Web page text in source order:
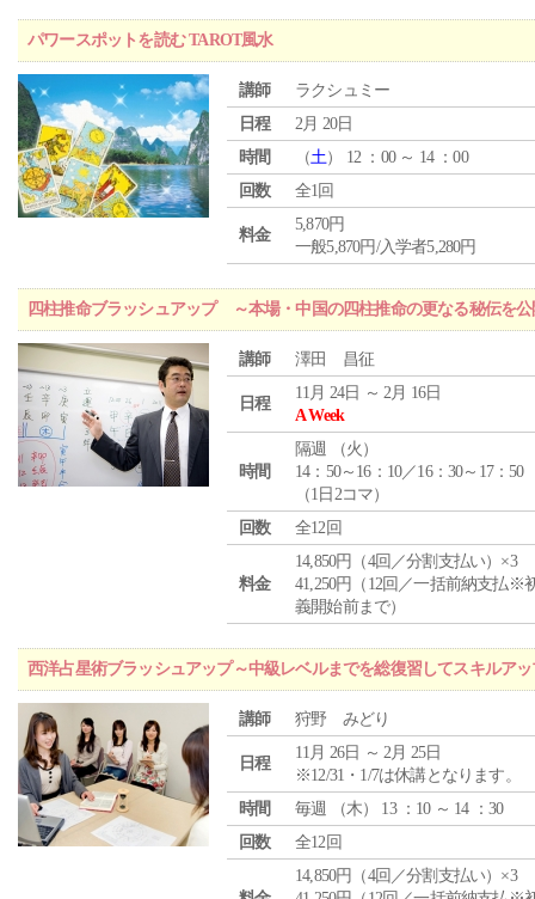
パワースポットを読む TAROT風水
講師
ラクシュミー
日程
2月 20日
時間
（土） 12 ：00 ～ 14 ：00
回数
全1回
料金
5,870円
一般5,870円/入学者5,280円
四柱推命ブラッシュアップ ～本場・中国の四柱推命の更なる秘伝を
講師 澤田 昌征
日程
11月 24日 ～ 2月 16日
A Week
時間
隔週 （火 ）
14：50～16：10／16：30～17：50
（1日2コマ）
回数
全12回
料金
14,850円（4回／分割支払い）×3
41,250円（12回／一括前納支払※
義開始前まで）
西洋占星術ブラッシュアップ～中級レベルまでを総復習してスキルア
講師 狩野 みどり
日程
11月 26日 ～ 2月 25日
※12/31・1/7は休講となります。
時間
毎週 （木） 13 ：10 ～ 14 ：30
回数
全12回
14,850円（4回／分割支払い）×3